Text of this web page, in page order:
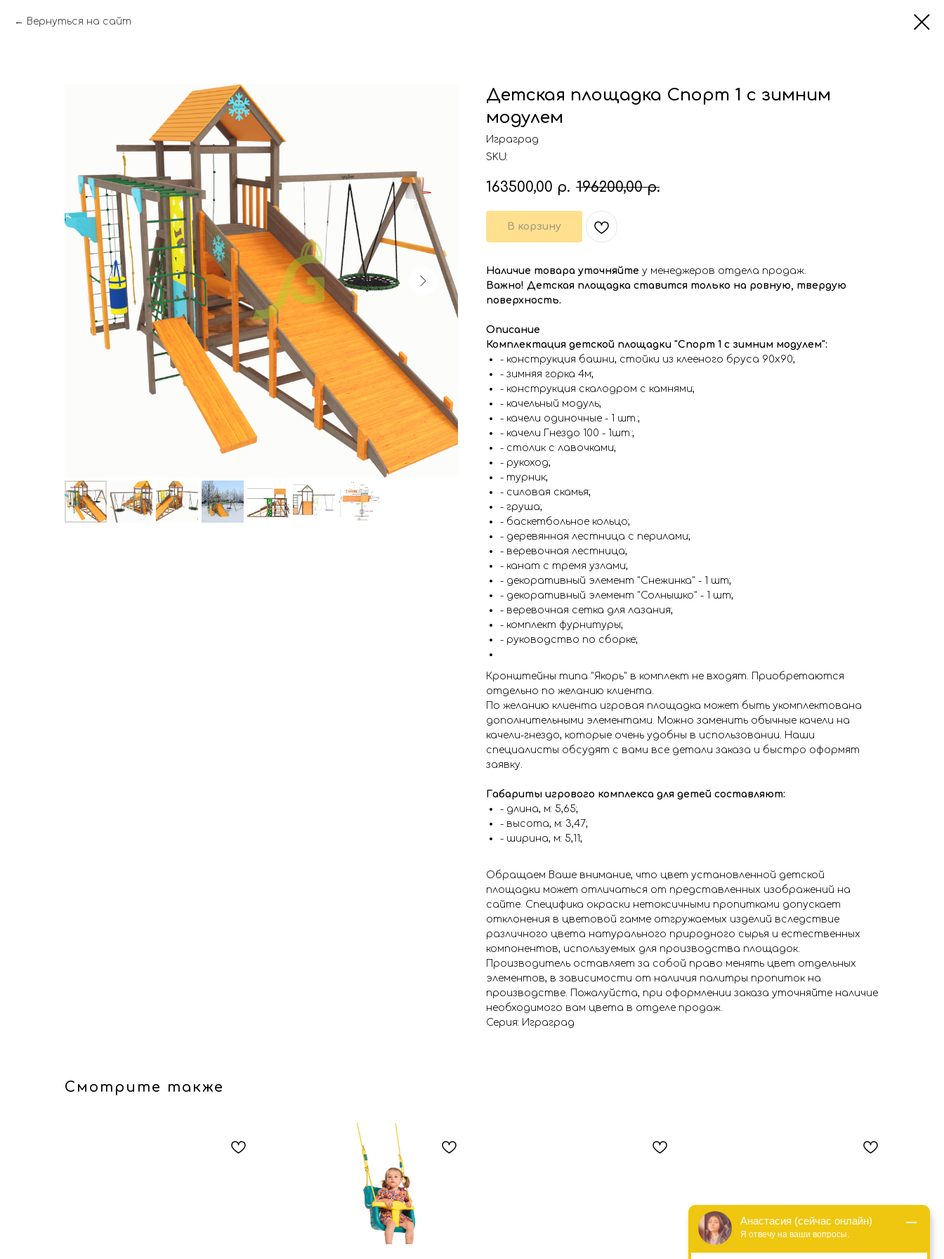
Вернуться на сайт
Детская площадка Спорт 1 с зимним
модулем
Играград
SKU:
163500,00 р. 196200,00 р.
В корзину
Наличие товара уточняйте у менеджеров отдела продаж.
Важно! Детская площадка ставится только на ровную, твердую
поверхность.
Описание
Комплектация детской площадки "Спорт 1 с зимним модулем":
- конструкция башни, стойки из клееного бруса 90х90;
- зимняя горка 4м;
- конструкция скалодром с камнями;
- качельный модуль;
- качели одиночные - 1 шт.;
- качели Гнездо 100 - 1шт.;
- столик с лавочками;
- рукоход;
- турник;
- силовая скамья;
- груша;
- баскетбольное кольцо;
- деревянная лестница с перилами;
- веревочная лестница;
- канат с тремя узлами;
- декоративный элемент "Снежинка" - 1 шт;
- декоративный элемент "Солнышко" - 1 шт;
- веревочная сетка для лазания;
- комплект фурнитуры;
- руководство по сборке;
Кронштейны типа "Якорь" в комплект не входят. Приобретаются
отдельно по желанию клиента.
По желанию клиента игровая площадка может быть укомплектована
дополнительными элементами. Можно заменить обычные качели на
качели-гнездо, которые очень удобны в использовании. Наши
специалисты обсудят с вами все детали заказа и быстро оформят
заявку.
Габариты игрового комплекса для детей составляют:
- длина, м: 5,65;
- высота, м: 3,47;
- ширина, м: 5,11;
Обращаем Ваше внимание, что цвет установленной детской
площадки может отличаться от представленных изображений на
сайте. Специфика окраски нетоксичными пропитками допускает
отклонения в цветовой гамме отгружаемых изделий вследствие
различного цвета натурального природного сырья и естественных
компонентов, используемых для производства площадок.
Производитель оставляет за собой право менять цвет отдельных
элементов, в зависимости от наличия палитры пропиток на
производстве. Пожалуйста, при оформлении заказа уточняйте наличие
необходимого вам цвета в отделе продаж.
Серия: Играград
Смотрите также
Анастасия (сейчас онлайн)
Я отвечу на ваши вопросы.